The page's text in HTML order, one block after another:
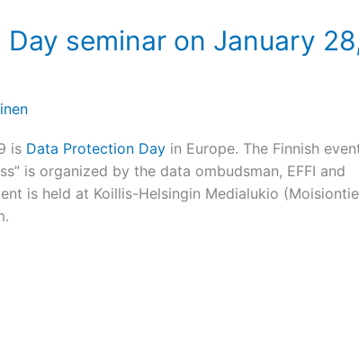
seminar on January
is Data Protection Dayin Europe. The Finnish
is organized by the data ombudsman, EFFI and
is held at Koillis-Helsingin Medialukio (Moisiontie